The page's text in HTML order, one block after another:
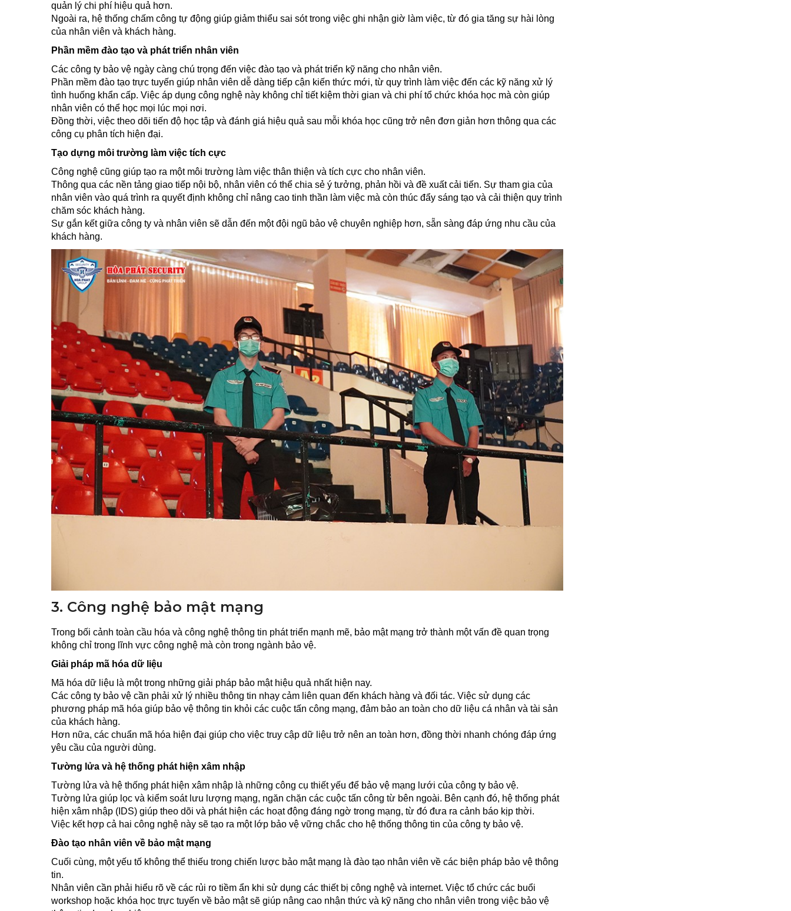
quản lý chi phí hiệu quả hơn.
Ngoài ra, hệ thống chấm công tự động giúp giảm thiểu sai sót trong việc ghi nhận giờ làm việc, từ đó gia tăng sự hài lòng
của nhân viên và khách hàng.
Phần mềm đào tạo và phát triển nhân viên
Các công ty bảo vệ ngày càng chú trọng đến việc đào tạo và phát triển kỹ năng cho nhân viên.
Phần mềm đào tạo trực tuyến giúp nhân viên dễ dàng tiếp cận kiến thức mới, từ quy trình làm việc đến các kỹ năng xử lý
tình huống khẩn cấp. Việc áp dụng công nghệ này không chỉ tiết kiệm thời gian và chi phí tổ chức khóa học mà còn giúp
nhân viên có thể học mọi lúc mọi nơi.
Đồng thời, việc theo dõi tiến độ học tập và đánh giá hiệu quả sau mỗi khóa học cũng trở nên đơn giản hơn thông qua các
công cụ phân tích hiện đại.
Tạo dựng môi trường làm việc tích cực
Công nghệ cũng giúp tạo ra một môi trường làm việc thân thiện và tích cực cho nhân viên.
Thông qua các nền tảng giao tiếp nội bộ, nhân viên có thể chia sẻ ý tưởng, phản hồi và đề xuất cải tiến. Sự tham gia của
nhân viên vào quá trình ra quyết định không chỉ nâng cao tinh thần làm việc mà còn thúc đẩy sáng tạo và cải thiện quy trình
chăm sóc khách hàng.
Sự gắn kết giữa công ty và nhân viên sẽ dẫn đến một đội ngũ bảo vệ chuyên nghiệp hơn, sẵn sàng đáp ứng nhu cầu của
khách hàng.
3. Công nghệ bảo mật mạng
Trong bối cảnh toàn cầu hóa và công nghệ thông tin phát triển mạnh mẽ, bảo mật mạng trở thành một vấn đề quan trọng
không chỉ trong lĩnh vực công nghệ mà còn trong ngành bảo vệ.
Giải pháp mã hóa dữ liệu
Mã hóa dữ liệu là một trong những giải pháp bảo mật hiệu quả nhất hiện nay.
Các công ty bảo vệ cần phải xử lý nhiều thông tin nhạy cảm liên quan đến khách hàng và đối tác. Việc sử dụng các
phương pháp mã hóa giúp bảo vệ thông tin khỏi các cuộc tấn công mạng, đảm bảo an toàn cho dữ liệu cá nhân và tài sản
của khách hàng.
Hơn nữa, các chuẩn mã hóa hiện đại giúp cho việc truy cập dữ liệu trở nên an toàn hơn, đồng thời nhanh chóng đáp ứng
yêu cầu của người dùng.
Tường lửa và hệ thống phát hiện xâm nhập
Tường lửa và hệ thống phát hiện xâm nhập là những công cụ thiết yếu để bảo vệ mạng lưới của công ty bảo vệ.
Tường lửa giúp lọc và kiểm soát lưu lượng mạng, ngăn chặn các cuộc tấn công từ bên ngoài. Bên cạnh đó, hệ thống phát
hiện xâm nhập (IDS) giúp theo dõi và phát hiện các hoạt động đáng ngờ trong mạng, từ đó đưa ra cảnh báo kịp thời.
Việc kết hợp cả hai công nghệ này sẽ tạo ra một lớp bảo vệ vững chắc cho hệ thống thông tin của công ty bảo vệ.
Đào tạo nhân viên về bảo mật mạng
Cuối cùng, một yếu tố không thể thiếu trong chiến lược bảo mật mạng là đào tạo nhân viên về các biện pháp bảo vệ thông
tin.
Nhân viên cần phải hiểu rõ về các rủi ro tiềm ẩn khi sử dụng các thiết bị công nghệ và internet. Việc tổ chức các buổi
workshop hoặc khóa học trực tuyến về bảo mật sẽ giúp nâng cao nhận thức và kỹ năng cho nhân viên trong việc bảo vệ